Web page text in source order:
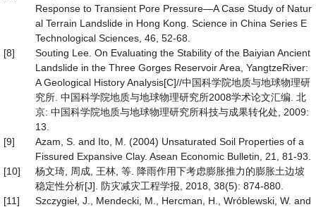
Response to Transient Pore Pressure—A Case Study of Natur
al Terrain Landslide in Hong Kong. Science in China Series E
Technological Sciences, 46, 52-68.
[8]
Souting Lee. On Evaluating the Stability of the Baiyian Ancient
Landslide in the Three Gorges Reservoir Area, YangtzeRiver:
A Geological History Analysis[C]//中国科学院地质与地球物理研
究所. 中国科学院地质与地球物理研究所2008学术论文汇编. 北
京: 中国科学院地质与地球物理研究所科技与成果转化处, 2009:
13.
[9]
Azam, S. and Ito, M. (2004) Unsaturated Soil Properties of a
Fissured Expansive Clay. Asean Economic Bulletin, 21, 81-93.
[10]
杨文琦, 周成, 王林, 等. 降雨作用下考虑膨胀推力的膨胀土边坡
稳定性分析[J]. 防灾减灾工程学报, 2018, 38(5): 874-880.
[11]
Szczygieł, J., Mendecki, M., Hercman, H., Wróblewski, W. and